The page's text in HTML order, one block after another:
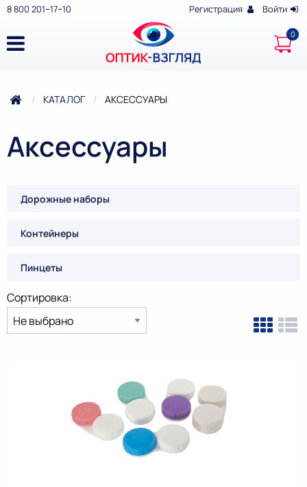
8 800 201‒17‒10 Регистрация Войти
КАТАЛОГ ТЕКУЩАЯ:
АКСЕССУАРЫ
Аксессуары
Дорожные наборы
Контейнеры
Пинцеты
Сортировка: